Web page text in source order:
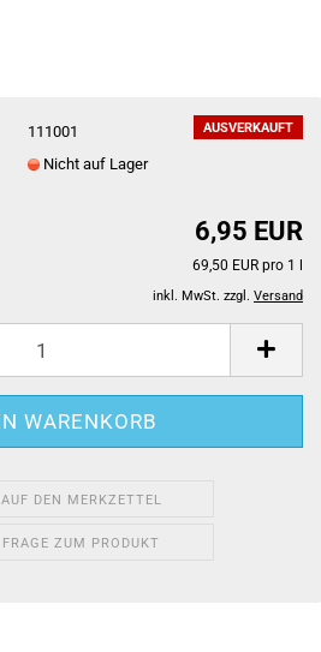
AUSVERKAUFT
111001
Nicht auf Lager
6,95 EUR
69,50 EUR pro 1 l
inkl. MwSt. zzgl. Versand
AUF DEN MERKZETTEL
FRAGE ZUM PRODUKT